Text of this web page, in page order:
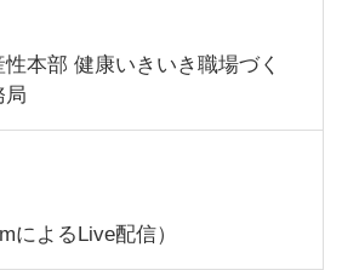
性本部 健康いきいき職場づく
局
によるLive配信）